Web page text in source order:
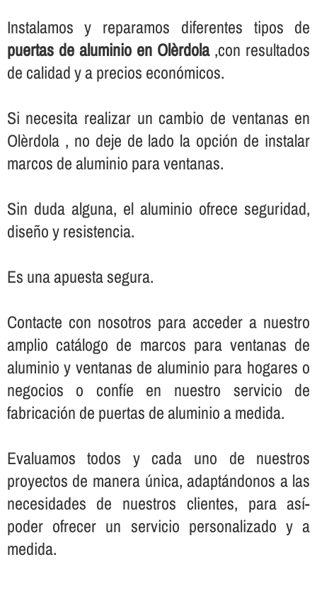
Instalamos y reparamos diferentes tipos de
puertas de aluminio en Olèrdola,con resultados
de calidad y a precios económicos.
Si necesita realizar un cambio de ventanas en
Olèrdola , no deje de lado la opción de instalar
marcos de aluminio para ventanas.
Sin duda alguna, el aluminio ofrece seguridad,
diseño y resistencia.
Es una apuesta segura.
Contacte con nosotros para acceder a nuestro
amplio catálogo de marcos para ventanas de
aluminio y ventanas de aluminio para hogares o
negocios o confí­e en nuestro servicio de
fabricación de puertas de aluminio a medida.
Evaluamos todos y cada uno de nuestros
proyectos de manera única, adaptándonos a las
necesidades de nuestros clientes, para así­
poder ofrecer un servicio personalizado y a
medida.